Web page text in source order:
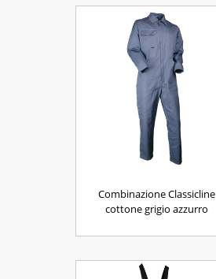
Combinazione Classicline
cottone grigio azzurro